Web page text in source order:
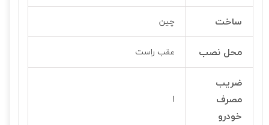
ساخت چین
محل نصب عقب راست
ضریب
مصرف
خودرو
1